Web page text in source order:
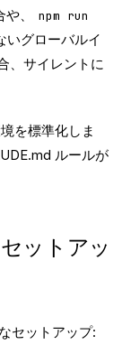
、
npm run
いグローバルイ
、サイレントに
を標準化しま
ルールが
ットアッ
セットアップ: